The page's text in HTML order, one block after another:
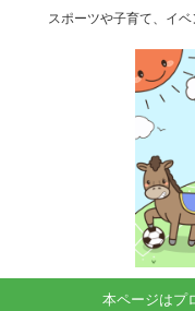
スポーツや子育て、イ
本ページはプ